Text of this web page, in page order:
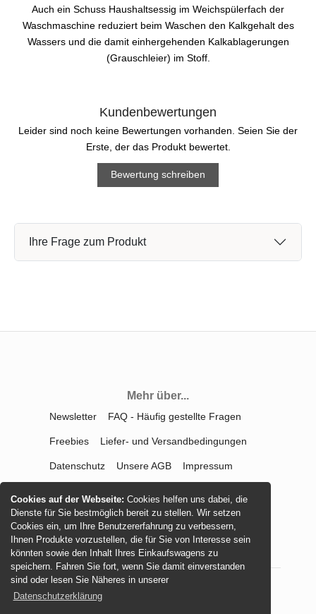
Cookies auf der Webseite:Cookies helfen uns dabei, die
Dienste für Sie bestmöglich bereit zu stellen. Wir setzen
Cookies ein, um Ihre Benutzererfahrung zu verbessern,
Ihnen Produkte vorzustellen, die für Sie von Interesse sein
könnten sowie den Inhalt Ihres Einkaufswagens zu
speichern. Fahren Sie fort, wenn Sie damit einverstanden
sind oder lesen Sie Näheres in unserer
Datenschutzerklärung
Auch ein Schuss Haushaltsessig im Weichspülerfach der
Waschmaschine reduziert beim Waschen den Kalkgehalt des
Wassers und die damit einhergehenden Kalkablagerungen
(Grauschleier) im Stoff.
Kundenbewertungen
Leider sind noch keine Bewertungen vorhanden. Seien Sie der
Erste, der das Produkt bewertet.
Bewertung schreiben
Ihre Frage zum Produkt
Mehr über...
Newsletter FAQ - Häufig gestellte Fragen
Freebies Liefer- und Versandbedingungen
Datenschutz Unsere AGB Impressum
Vertrag widerrufen
© 2026 -